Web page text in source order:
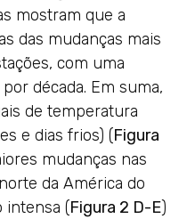
mostram que a
das mudanças mais
com uma
década. Em suma,
de temperatura
e dias frios) (Figura
mudanças nas
da América do
intensa (Figura 2 D-E)